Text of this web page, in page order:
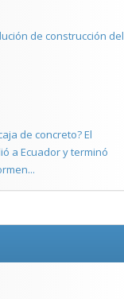
de construcción del
de concreto? El
a Ecuador y terminó